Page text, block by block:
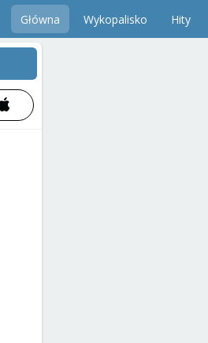
Główna Wykopalisko Hity